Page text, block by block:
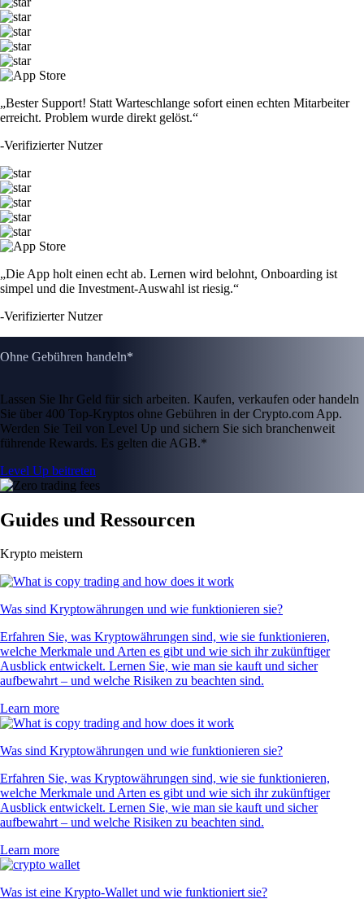
„Bester Support! Statt Warteschlange sofort einen echten Mitarbeiter
erreicht. Problem wurde direkt gelöst.“
-Verifizierter Nutzer
„Die App holt einen echt ab. Lernen wird belohnt, Onboarding ist
simpel und die Investment-Auswahl ist riesig.“
-Verifizierter Nutzer
Ohne Gebühren handeln*
Lassen Sie Ihr Geld für sich arbeiten. Kaufen, verkaufen oder handeln
Sie über 400 Top-Kryptos ohne Gebühren in der Crypto.com App.
Werden Sie Teil von Level Up und sichern Sie sich branchenweit
führende Rewards. Es gelten die AGB.*
Level Up beitreten
Guides und Ressourcen
Krypto meistern
Was sind Kryptowährungen und wie funktionieren sie?
Erfahren Sie, was Kryptowährungen sind, wie sie funktionieren,
welche Merkmale und Arten es gibt und wie sich ihr zukünftiger
Ausblick entwickelt. Lernen Sie, wie man sie kauft und sicher
aufbewahrt – und welche Risiken zu beachten sind.
Learn more
Was sind Kryptowährungen und wie funktionieren sie?
Erfahren Sie, was Kryptowährungen sind, wie sie funktionieren,
welche Merkmale und Arten es gibt und wie sich ihr zukünftiger
Ausblick entwickelt. Lernen Sie, wie man sie kauft und sicher
aufbewahrt – und welche Risiken zu beachten sind.
Learn more
Was ist eine Krypto-Wallet und wie funktioniert sie?